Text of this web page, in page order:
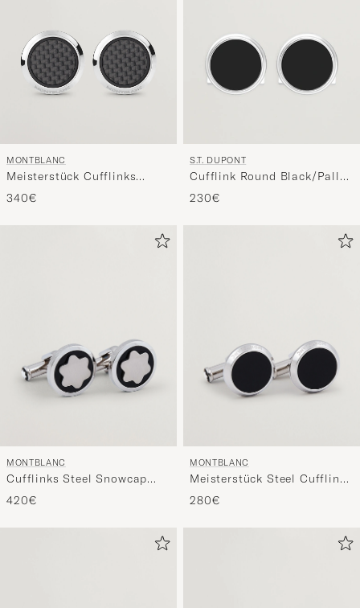
MONTBLANC
Meisterstück Cufflinks
Black Carbon
340€
S.T. DUPONT
Cufflink Round Black/Pall
Silver
230€
MONTBLANC
Cufflinks Steel Snowcap
Onyx
420€
MONTBLANC
Meisterstück Steel Cufflinks
Black Onyx
280€